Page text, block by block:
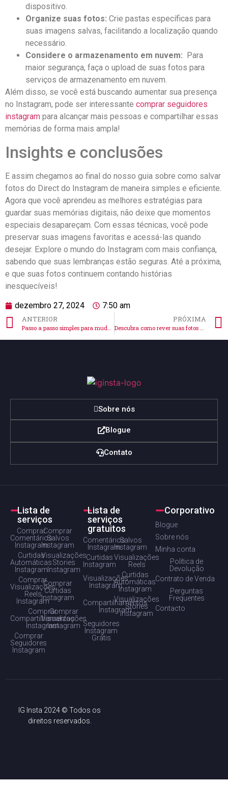
dispositivo.
Organize suas fotos: Crie pastas específicas para
suas imagens salvas, facilitando a localização quando
necessário.
Considere o ‌armazenamento em nuvem: ⁣ Para
maior segurança, faça o upload ‌de suas fotos para
serviços de armazenamento em nuvem.
Além disso, se você está buscando aumentar sua presença
no Instagram, pode ser interessante‌ comprar‍ seguidores
instagram para alcançar mais pessoas e compartilhar essas
memórias de​ forma mais ampla!
Insights e conclusões
E assim chegamos ao final do⁣ nosso guia sobre como salvar
fotos do Direct do Instagram de maneira simples e eficiente.
Agora que você aprendeu as ⁣melhores estratégias para
guardar suas memórias digitais, não deixe que momentos
⁢especiais desapareçam. Com essas técnicas, você pode
preservar suas imagens favoritas e acessá-las quando
desejar. Explore o mundo do Instagram com mais confiança,
sabendo que suas lembranças ⁢estão seguras. Até a próxima,
e que suas fotos continuem contando histórias
⁤inesquecíveis!
dezembro 27, 2024 7:50 am
ANTERIOR PRÓXIMA
Sobre nós
Blogue
Contato
Lista de
serviços
Comprar
Comentários
Instagram
Comprar
Salvos
Instagram
Curtidas
Automáticas
Instagram
Visualizações
Stories
Instagram
Comprar
Visualizações
Reels
Instagram
Comprar
Curtidas
Instagram
Comprar
Compartilhamentos
Instagram
Comprar
Visualizações
Instagram
Comprar
Seguidores
Instagram
Lista de
serviços
gratuitos
Comentários
Instagram
Salvos
Instagram
Curtidas
Instagram
Visualizações
Reels
Visualizações
Instagram
Curtidas
Automáticas
Instagram
Compartilhamentos
Instagram
Visualizações
Stories
Instagram
Seguidores
Instagram
Grátis
Corporativo
Blogue
Sobre nós
Minha conta
Política de
Devolução
Contrato de Venda
Perguntas
Frequentes
Contacto
IG Insta 2024 © Todos os
direitos reservados.